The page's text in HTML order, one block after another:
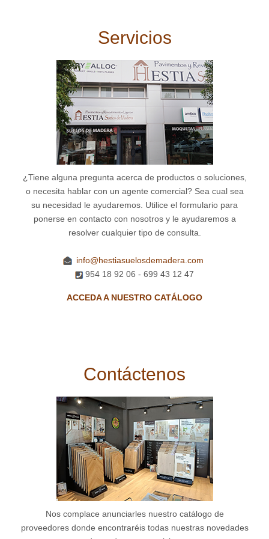
Servicios
¿Tiene alguna pregunta acerca de productos o soluciones,
o necesita hablar con un agente comercial? Sea cual sea
su necesidad le ayudaremos. Utilice el formulario para
ponerse en contacto con nosotros y le ayudaremos a
resolver cualquier tipo de consulta.
info@hestiasuelosdemadera.com
954 18 92 06 - 699 43 12 47
ACCEDA A NUESTRO CATÁLOGO
Contáctenos
Nos complace anunciarles nuestro catálogo de
proveedores donde encontraréis todas nuestras novedades